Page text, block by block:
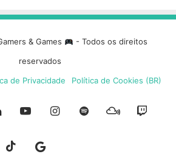
& Games
- Todos os direitos
reservados
de Privacidade Política de Cookies (BR)
LinkedinYouTubeInstagram
SpotifyMixcloud
TikTokGoogle